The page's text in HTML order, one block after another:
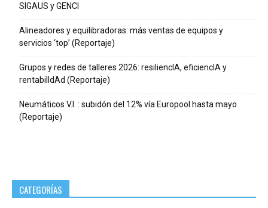
SIGAUS y GENCI
Alineadores y equilibradoras: más ventas de equipos y
servicios ‘top’ (Reportaje)
Grupos y redes de talleres 2026: resiliencIA, eficiencIA y
rentabilIdAd (Reportaje)
Neumáticos V.I. : subidón del 12% vía Europool hasta mayo
(Reportaje)
CATEGORÍAS